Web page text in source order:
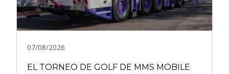
07/08/2026
EL TORNEO DE GOLF DE MMS MOBILE